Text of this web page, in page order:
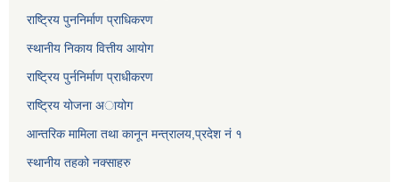
राष्ट्रिय पुननिर्माण प्राधिकरण
स्थानीय निकाय वित्तीय आयोग
राष्ट्रिय पुर्ननिर्माण प्राधीकरण
राष्ट्रिय योजना अायोग
आन्तरिक मामिला तथा कानून मन्त्रालय,प्रदेश नं १
स्थानीय तहको नक्साहरु